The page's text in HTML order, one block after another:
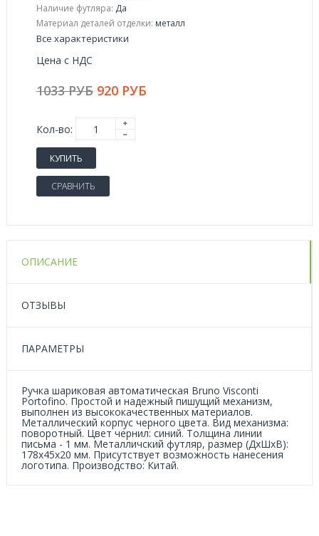
Наличие футляра: Да
Материал деталей отделки: металл
Все характеристики
Цена с НДС
1033 РУБ 920 РУБ
Кол-во:
КУПИТЬ
СРАВНИТЬ
ОПИСАНИЕ
ОТЗЫВЫ
ПАРАМЕТРЫ
Ручка шариковая автоматическая Bruno Visconti
Portofino. Простой и надежный пишущий механизм,
выполнен из высококачественных материалов.
Металлический корпус черного цвета. Вид механизма:
поворотный. Цвет чернил: синий. Толщина линии
письма - 1 мм. Металличский футляр, размер (ДxШxВ):
178x45x20 мм. Присутствует возможность нанесения
логотипа. Производство: Китай.